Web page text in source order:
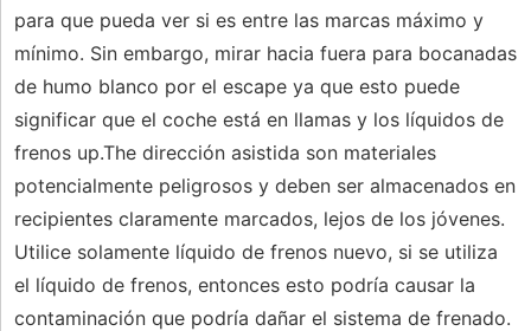
para que pueda ver si es entre las marcas máximo y
mínimo. Sin embargo, mirar hacia fuera para bocanadas
de humo blanco por el escape ya que esto puede
significar que el coche está en llamas y los líquidos de
frenos up.The dirección asistida son materiales
potencialmente peligrosos y deben ser almacenados en
recipientes claramente marcados, lejos de los jóvenes.
Utilice solamente líquido de frenos nuevo, si se utiliza
el líquido de frenos, entonces esto podría causar la
contaminación que podría dañar el sistema de frenado.